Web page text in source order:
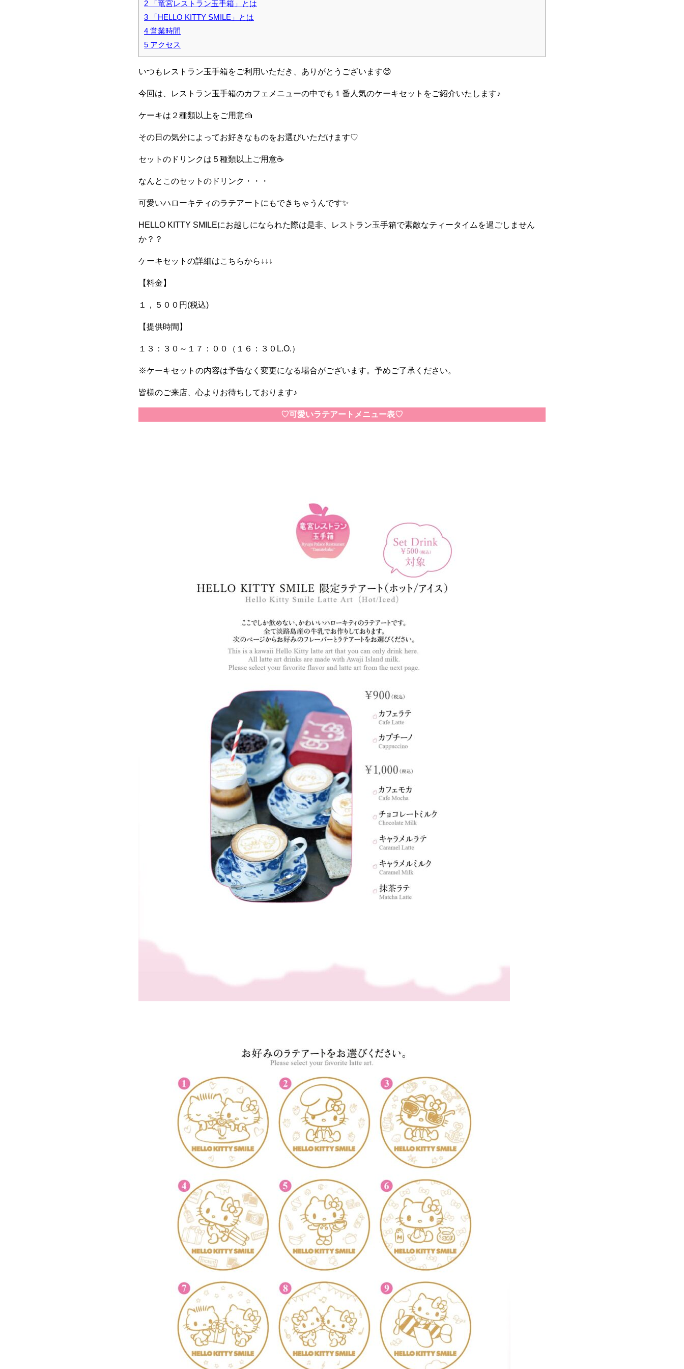
2 「竜宮レストラン玉手箱」とは
3 「HELLO KITTY SMILE」とは
4 営業時間
5 アクセス
いつもレストラン玉手箱をご利用いただき、ありがとうございます😊
今回は、レストラン玉手箱のカフェメニューの中でも１番人気のケーキセットをご紹介いたします♪
ケーキは２種類以上をご用意🍰
その日の気分によってお好きなものをお選びいただけます♡
セットのドリンクは５種類以上ご用意☕
なんとこのセットのドリンク・・・
可愛いハローキティのラテアートにもできちゃうんです✨
HELLO KITTY SMILEにお越しになられた際は是非、レストラン玉手箱で素敵なティータイムを過ごしません
か？？
ケーキセットの詳細はこちらから↓↓↓
【料金】
１，５００円(税込)
【提供時間】
１３：３０～１７：００（１６：３０L.O.）
※ケーキセットの内容は予告なく変更になる場合がございます。予めご了承ください。
皆様のご来店、心よりお待ちしております♪
♡可愛いラテアートメニュー表♡